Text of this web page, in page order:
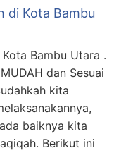
di Kota Bambu
Bambu Utara .
dan Sesuai
kita
baiknya kita
Berikut ini